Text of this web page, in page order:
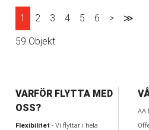
1 2 3 4 5 6 > ≫
59 Objekt
VARFÖR FLYTTA MED
OSS?
Flexibilitet - Vi flyttar i hela
AA